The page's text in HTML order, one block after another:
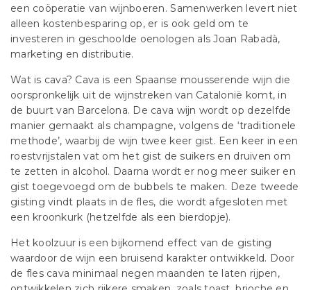
een coöperatie van wijnboeren. Samenwerken levert niet
alleen kostenbesparing op, er is ook geld om te
investeren in geschoolde oenologen als Joan Rabadà,
marketing en distributie.
Wat is cava? Cava is een Spaanse mousserende wijn die
oorspronkelijk uit de wijnstreken van Catalonië komt, in
de buurt van Barcelona. De cava wijn wordt op dezelfde
manier gemaakt als champagne, volgens de ‘traditionele
methode’, waarbij de wijn twee keer gist. Een keer in een
roestvrijstalen vat om het gist de suikers en druiven om
te zetten in alcohol. Daarna wordt er nog meer suiker en
gist toegevoegd om de bubbels te maken. Deze tweede
gisting vindt plaats in de fles, die wordt afgesloten met
een kroonkurk (hetzelfde als een bierdopje).
Het koolzuur is een bijkomend effect van de gisting
waardoor de wijn een bruisend karakter ontwikkeld. Door
de fles cava minimaal negen maanden te laten rijpen,